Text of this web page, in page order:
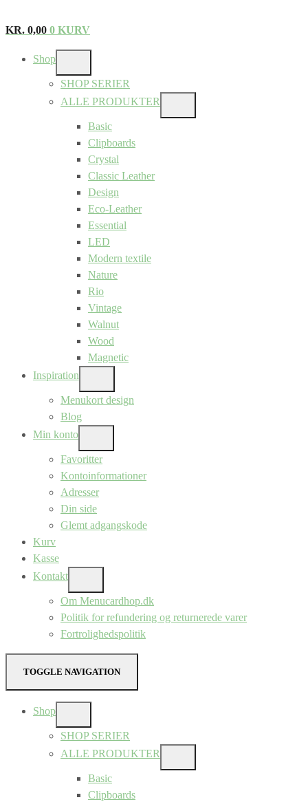
KR. 0,00 0 KURV
Shop
SUB
MENU
SHOP SERIER
ALLE PRODUKTER
SUB
Basic
Clipboards
Crystal
Classic Leather
Design
Eco-Leather
Essential
LED
Modern textile
Nature
Rio
Vintage
Walnut
Wood
Magnetic
Inspiration
SUB
MENU
Menukort design
Blog
Min konto
SUB
MENU
Favoritter
Kontoinformationer
Adresser
Din side
Glemt adgangskode
Kurv
Kasse
Kontakt
SUB
MENU
Om Menucardhop.dk
Politik for refundering og returnerede varer
Fortrolighedspolitik
TOGGLE NAVIGATION
Shop
SUB
MENU
SHOP SERIER
ALLE PRODUKTER
SUB
Basic
Clipboards